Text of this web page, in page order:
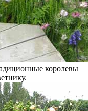
королевы